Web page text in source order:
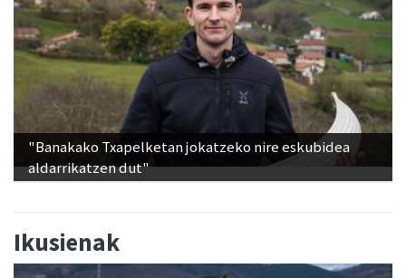
"Banakako Txapelketan jokatzeko nire eskubidea
aldarrikatzen dut"
Ikusienak